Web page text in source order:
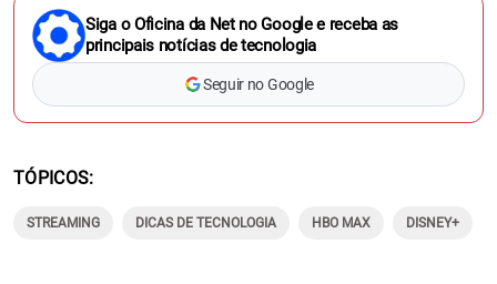
Siga o Oficina da Net no Google e receba as
principais notícias de tecnologia
Seguir no Google
TÓPICOS
STREAMING DICAS DE TECNOLOGIA HBO MAX DISNEY+